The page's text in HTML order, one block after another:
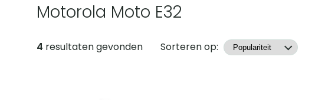
Motorola Moto E32
Producten
4 resultaten gevonden Sorteren op: